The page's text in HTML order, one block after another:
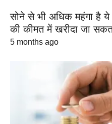
सोने से भी अधिक महंगा है ये
की कीमत में खरीदा जा
5 months ago